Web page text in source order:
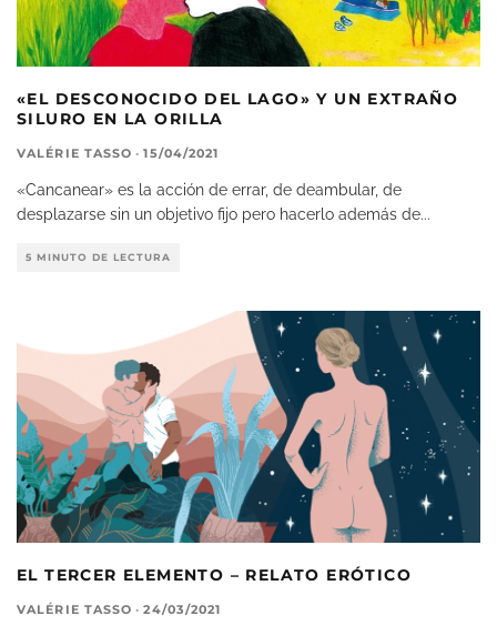
«EL DESCONOCIDO DEL LAGO» Y UN EXTRAÑO
SILURO EN LA ORILLA
VALÉRIE TASSO · 15/04/2021
«Cancanear» es la acción de errar, de deambular, de
desplazarse sin un objetivo fijo pero hacerlo además de...
5 MINUTO DE LECTURA
EL TERCER ELEMENTO – RELATO ERÓTICO
VALÉRIE TASSO · 24/03/2021